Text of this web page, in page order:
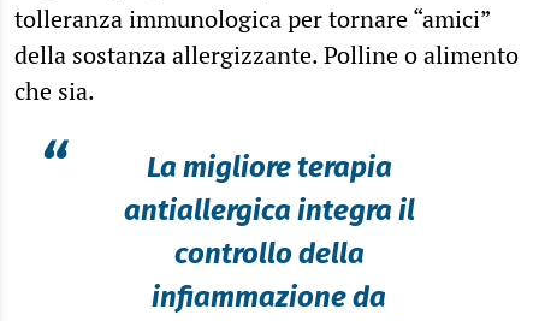
tolleranza immunologica per tornare “amici”
della sostanza allergizzante. Polline o alimento
che sia.
“
La migliore terapia
antiallergica integra il
controllo della
infiammazione da